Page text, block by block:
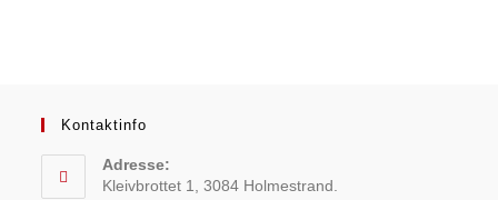
Kontaktinfo
Adresse:
Kleivbrottet 1, 3084 Holmestrand.